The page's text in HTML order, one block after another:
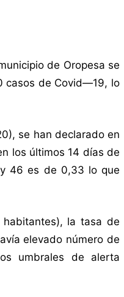
de Oropesa se
casos de Covid—19, lo
se han declarado en
los últimos 14 días de
46 es de 0,33 lo que
la tasa de
elevado número de
umbrales de alerta